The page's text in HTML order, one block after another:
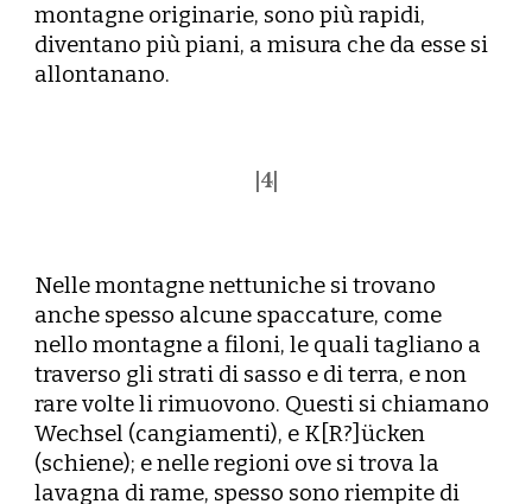
montagne originarie, sono più rapidi,
diventano più piani, a misura che da esse si
allontanano.
4|
Nelle montagne nettuniche si trovano
anche spesso alcune spaccature, come
nello montagne a filoni, le quali tagliano a
traverso gli strati di sasso e di terra, e non
rare volte li rimuovono. Questi si chiamano
Wechsel (cangiamenti), e K[R?]ücken
(schiene); e nelle regioni ove si trova la
lavagna di rame, spesso sono riempite di